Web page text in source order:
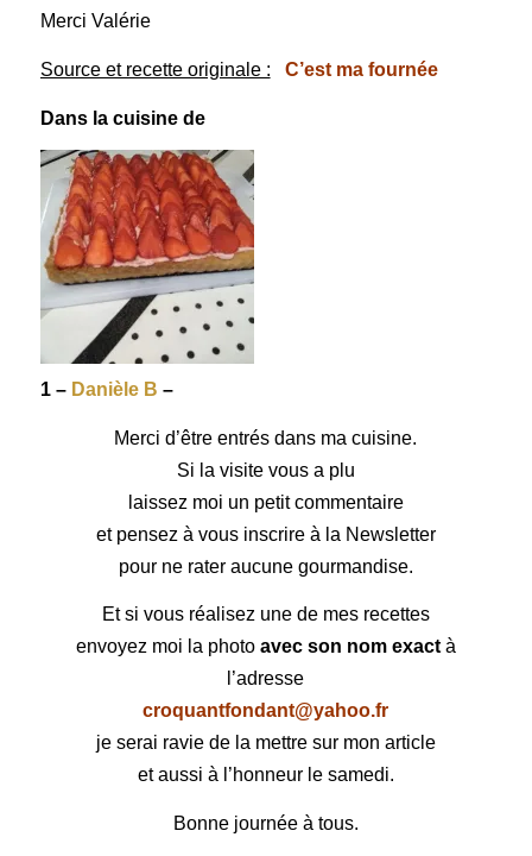
Merci Valérie
Source et recette originale : C’est ma fournée
Dans la cuisine de
1 – Danièle B –
Merci d’être entrés dans ma cuisine.
Si la visite vous a plu
laissez moi un petit commentaire
et pensez à vous inscrire à la Newsletter
pour ne rater aucune gourmandise.
Et si vous réalisez une de mes recettes
envoyez moi la photo avec son nom exactà
l’adresse
croquantfondant@yahoo.fr
je serai ravie de la mettre sur mon article
et aussi à l’honneur le samedi.
Bonne journée à tous.